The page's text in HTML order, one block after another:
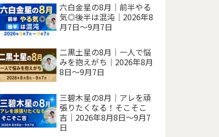
六白金星の8月｜前半やる
気◎後半は混沌｜2026年8
月7日～9月7日
二黒土星の8月｜一人で悩
みを抱えがち｜2026年8月
8日～9月7日
三碧木星の8月｜アレを頑
張りたくなる！そこそこ
吉｜2026年8月8日～9月7
日